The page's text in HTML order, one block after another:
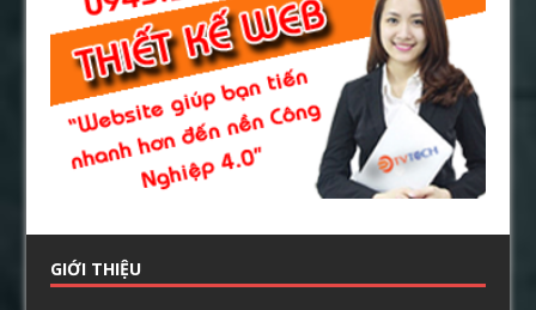
GIỚI THIỆU